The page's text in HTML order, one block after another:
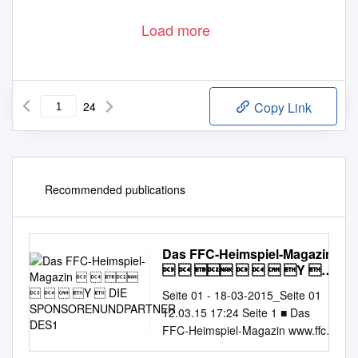
Load more
24 Copy Link
Recommended publications
Das FFC-Heimspiel-Magazin
      Y 
SPONSORENUNDPARTNER
DES1
Seite 01 - 18-03-2015_Seite 01
12.03.15 17:24 Seite 1 ■ Das
FFC-Heimspiel-Magazin www.ffc-
frankfurt.de DIE SPONSOREN